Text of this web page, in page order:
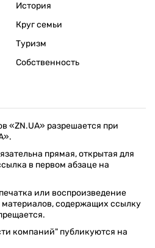
История
Круг семьи
Туризм
Собственность
«ZN.UA» разрешается при
прямая, открытая для
в первом абзаце на
или воспроизведение
содержащих ссылку
компаний" публикуются на